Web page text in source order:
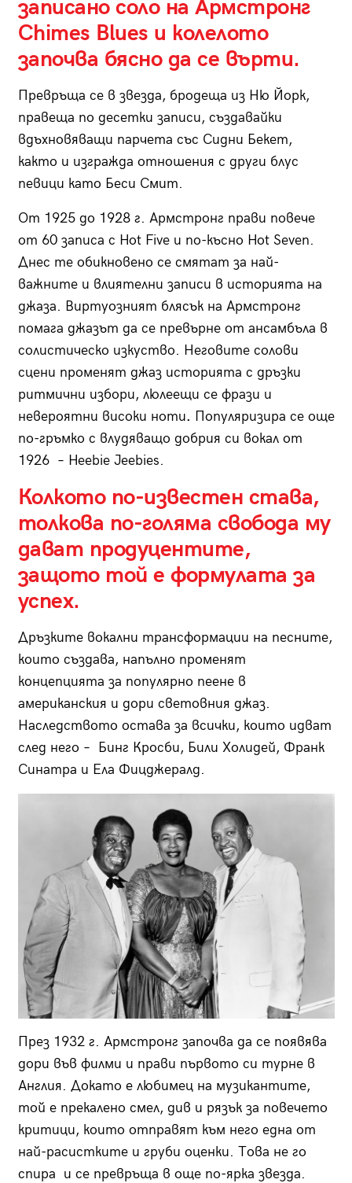
записано соло на Армстронг
Chimes Blues и колелото
започва бясно да се върти.
Превръща се в звезда, бродеща из Ню Йорк,
правеща по десетки записи, създавайки
вдъхновяващи парчета със Сидни Бекет,
както и изгражда отношения с други блус
певици като Беси Смит.
От 1925 до 1928 г. Армстронг прави повече
от 60 записа с Hot Five и по-късно Hot Seven.
Днес те обикновено се смятат за най-
важните и влиятелни записи в историята на
джаза. Виртуозният блясък на Армстронг
помага джазът да се превърне от ансамбъла в
солистическо изкуство. Неговите солови
сцени променят джаз историята с дръзки
ритмични избори, люлеещи се фрази и
невероятни високи ноти. Популяризира се още
по-гръмко с влудяващо добрия си вокал от
1926 – Heebie Jeebies.
Колкото по-известен става,
толкова по-голяма свобода му
дават продуцентите,
защото той е формулата за
успех.
Дръзките вокални трансформации на песните,
които създава, напълно променят
концепцията за популярно пеене в
американския и дори световния джаз.
Наследството остава за всички, които идват
след него – Бинг Кросби, Били Холидей, Франк
Синатра и Ела Фицджералд.
През 1932 г. Армстронг започва да се появява
дори във филми и прави първото си турне в
Англия. Докато е любимец на музикантите,
той е прекалено смел, див и рязък за повечето
критици, които отправят към него една от
най-расистките и груби оценки. Това не го
спира и се превръща в още по-ярка звезда.